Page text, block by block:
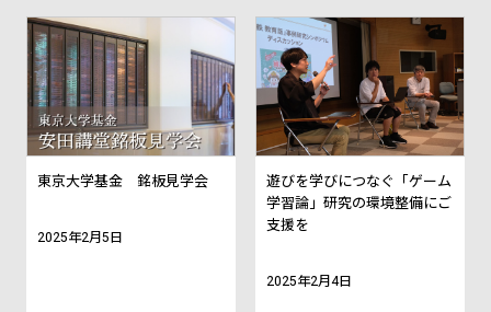
東京大学基金 銘板見学会
2025年2月5日
遊びを学びにつなぐ「ゲーム
学習論」研究の環境整備にご
支援を
2025年2月4日